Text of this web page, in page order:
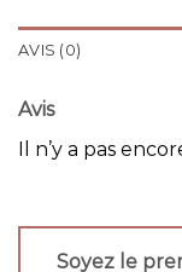
AVIS (0)
Avis
Il n’y a pas
Soyez le